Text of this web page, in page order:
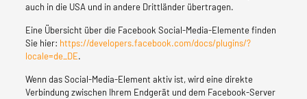
auch in die USA und in andere Drittländer übertragen.
Eine Übersicht über die Facebook Social-Media-Elemente finden
Sie hier: https://developers.facebook.com/docs/plugins/?
locale=de_DE.
Wenn das Social-Media-Element aktiv ist, wird eine direkte
Verbindung zwischen Ihrem Endgerät und dem Facebook-Server